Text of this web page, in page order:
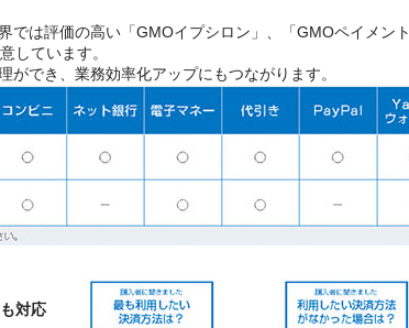
では評価の高い「GMOイプシロン」、「GMOペイメント
しています。
ができ、業務効率化アップにもつながります。
対応